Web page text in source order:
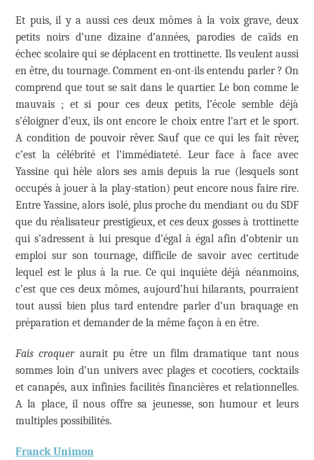
Et puis, il y a aussi ces deux mômes à la voix grave, deux
petits noirs d’une dizaine d’années, parodies de caïds en
échec scolaire qui se déplacent en trottinette. Ils veulent aussi
en être, du tournage. Comment en-ont-ils entendu parler ? On
comprend que tout se sait dans le quartier. Le bon comme le
mauvais ; et si pour ces deux petits, l’école semble déjà
s’éloigner d’eux, ils ont encore le choix entre l’art et le sport.
A condition de pouvoir rêver. Sauf que ce qui les fait rêver,
c’est la célébrité et l’immédiateté. Leur face à face avec
Yassine qui hèle alors ses amis depuis la rue (lesquels sont
occupés à jouer à la play-station) peut encore nous faire rire.
Entre Yassine, alors isolé, plus proche du mendiant ou du SDF
que du réalisateur prestigieux, et ces deux gosses à trottinette
qui s’adressent à lui presque d’égal à égal afin d’obtenir un
emploi sur son tournage, difficile de savoir avec certitude
lequel est le plus à la rue. Ce qui inquiète déjà néanmoins,
c’est que ces deux mômes, aujourd’hui hilarants, pourraient
tout aussi bien plus tard entendre parler d’un braquage en
préparation et demander de la même façon à en être.
Fais croqueraurait pu être un film dramatique tant nous
sommes loin d’un univers avec plages et cocotiers, cocktails
et canapés, aux infinies facilités financières et relationnelles.
A la place, il nous offre sa jeunesse, son humour et leurs
multiples possibilités.
Franck Unimon